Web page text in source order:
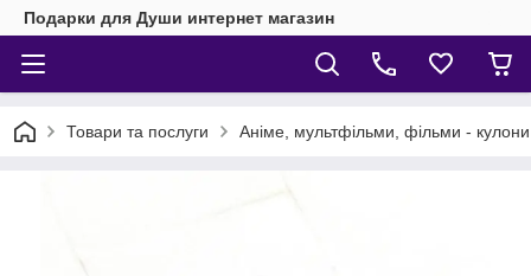
Подарки для Души интернет магазин
Товари та послуги Аніме, мультфільми, фільми -